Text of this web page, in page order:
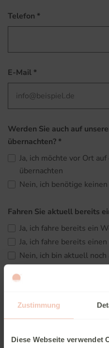
Zustimmung
Diese Webseite verwendet
Telefon *
E-Mail *
Werden Sie auch auf
übernachten? *
Ja, ich möchte vor Ort
übernachten
Nein, ich benötige
Fahren Sie aktuell bereits
Ja, ich fahre bereits ein
Ja, ich fahre bereits
Nein, ich bin aktuell noch
Nein, ich möchte mich
Sie?